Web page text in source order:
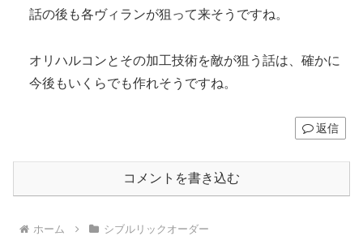
話の後も各ヴィランが狙って来そうですね。
オリハルコンとその加工技術を敵が狙う話は、確かに
今後もいくらでも作れそうですね。
返信
コメントを書き込む
ホーム シブルリックオーダー